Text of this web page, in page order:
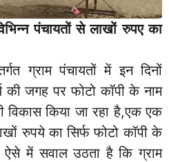
पंचायतों से लाखों रुपए का
ग्राम पंचायतों में इन दिनों
की जगह पर फोटो कॉपी के नाम
विकास किया जा रहा है,एक एक
रुपये का सिर्फ फोटो कॉपी के
ऐसे में सवाल उठता है कि ग्राम